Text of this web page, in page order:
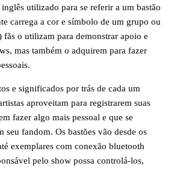
utilizado para se referir a um bastão
carrega a cor e símbolo de um grupo ou
fãs o utilizam para demonstrar apoio e
mas também o adquirem para fazer
e significados por trás de cada um
aproveitam para registrarem suas
fazer algo mais pessoal e que se
seu fandom. Os bastões vão desde os
exemplares com conexão bluetooth
pelo show possa controlá-los,